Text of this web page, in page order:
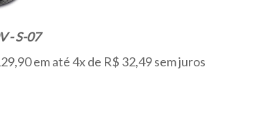
- S-07
em até 4x de R$ 32,49 sem juros